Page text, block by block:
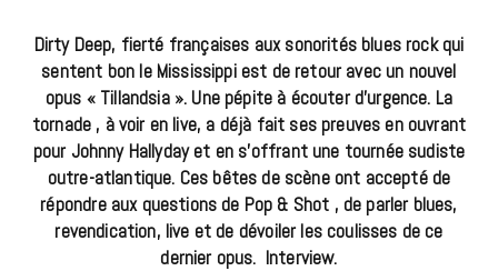
Dirty Deep, fierté françaises aux sonorités blues rock qui
sentent bon le Mississippi est de retour avec un nouvel
opus « Tillandsia ». Une pépite à écouter d’urgence. La
tornade , à voir en live, a déjà fait ses preuves en ouvrant
pour Johnny Hallyday et en s’offrant une tournée sudiste
outre-atlantique. Ces bêtes de scène ont accepté de
répondre aux questions de Pop & Shot , de parler blues,
revendication, live et de dévoiler les coulisses de ce
dernier opus. Interview.